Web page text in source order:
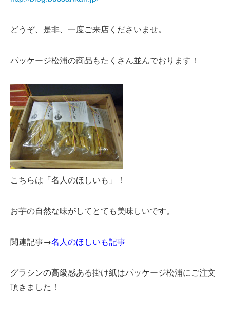
どうぞ、是非、一度ご来店くださいませ。
パッケージ松浦の商品もたくさん並んでおります！
こちらは「名人のほしいも」！
お芋の自然な味がしてとても美味しいです。
関連記事→名人のほしいも記事
グラシンの高級感ある掛け紙はパッケージ松浦にご注文
頂きました！